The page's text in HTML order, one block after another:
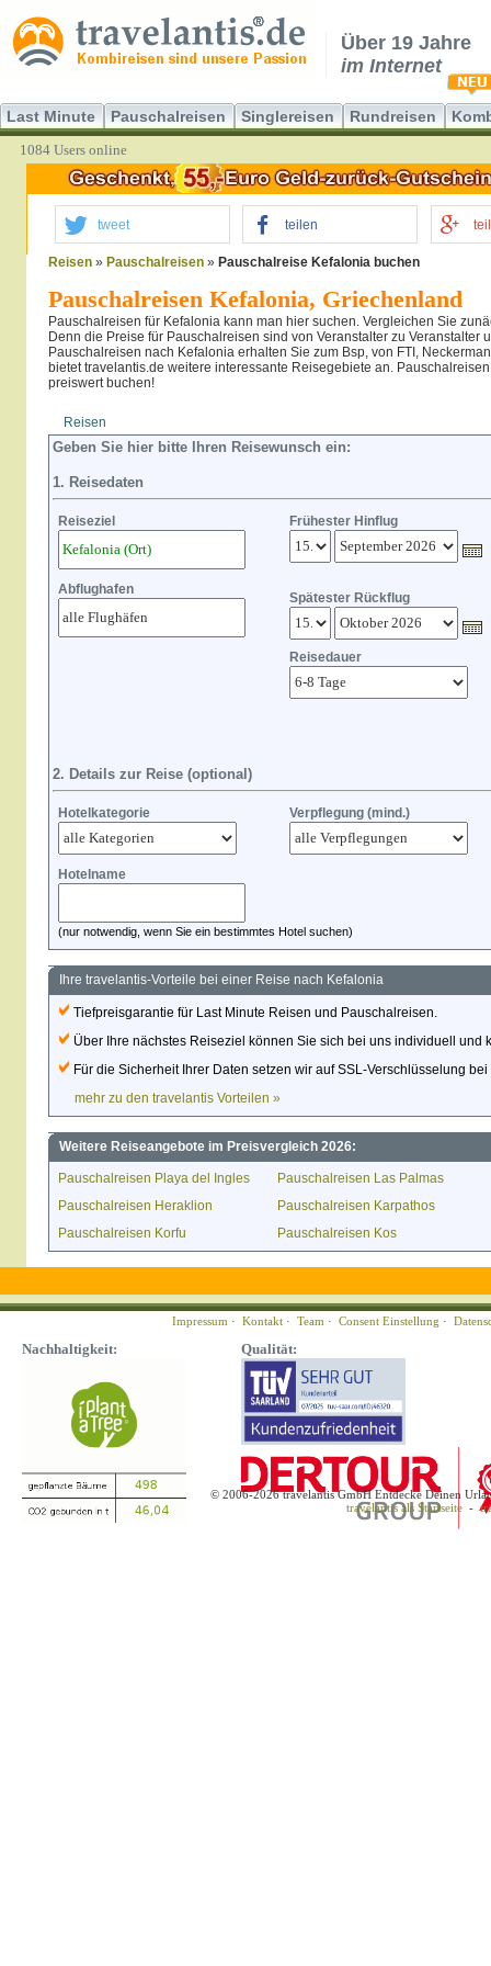
Über 19 Jahre
im Internet
Last Minute Pauschalreisen Singlereisen Rundreisen
1084 Users online
tweet teilen
Reisen » Pauschalreisen » Pauschalreise Kefalonia buchen
Pauschalreisen Kefalonia, Griechenland
Pauschalreisen für Kefalonia kann man hier suchen. Vergleichen Sie
Denn die Preise für Pauschalreisen sind von Veranstalter zu Veranstalter
Pauschalreisen nach Kefalonia erhalten Sie zum Bsp, von FTI,
bietet travelantis.de weitere interessante Reisegebiete an.
preiswert buchen!
Reisen
Geben Sie hier bitte Ihren Reisewunsch ein:
1. Reisedaten
Reiseziel Frühester Hinflug
Abflughafen
Spätester Rückflug
Reisedauer
2. Details zur Reise (optional)
Hotelkategorie Verpflegung (mind.)
Hotelname
(nur notwendig, wenn Sie ein bestimmtes Hotel suchen)
Ihre travelantis-Vorteile bei einer Reise nach Kefalonia
Tiefpreisgarantie für Last Minute Reisen und Pauschalreisen.
Über Ihre nächstes Reiseziel können Sie sich bei uns individuell und
Für die Sicherheit Ihrer Daten setzen wir auf SSL-Verschlüsselung
mehr zu den travelantis Vorteilen »
Weitere Reiseangebote im Preisvergleich 2026:
Pauschalreisen Playa del Ingles
Pauschalreisen Las Palmas
Pauschalreisen Heraklion
Pauschalreisen Karpathos
Pauschalreisen Korfu
Pauschalreisen Kos
Impressum · Kontakt · Team · Consent Einstellung ·
Nachhaltigkeit: Qualität:
© 2006-2026 travelantis GmbH Entdecke Deinen
travelantis als Startseite -